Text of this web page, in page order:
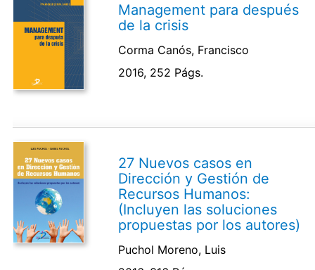
Management para después
de la crisis
Corma Canós, Francisco
2016, 252 Págs.
27 Nuevos casos en
Dirección y Gestión de
Recursos Humanos:
(Incluyen las soluciones
propuestas por los autores)
Puchol Moreno, Luis